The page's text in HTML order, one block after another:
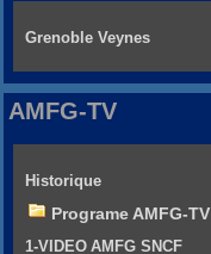
Grenoble Veynes
AMFG-TV
Historique
Programe AMFG-TV
1-VIDEO AMFG SNCF